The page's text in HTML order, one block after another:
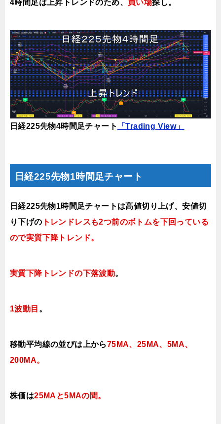
4時間足は上昇トレンドのため、 買い場探し。
日経225先物4時間足チャート 「Trading View」
日経225先物1時間足チャート
日経225先物1時間足チャートは高値切り上げ、安値切
り下げの トレンドレスも2つ前のボトムを下回っている
ので実質下降トレンド。
実質下降トレンドの下落波動。
1波動目 。
移動平均線の並びは上から75MA、25MA、5MA、
200MA。
株価は25MAと5MAの間。